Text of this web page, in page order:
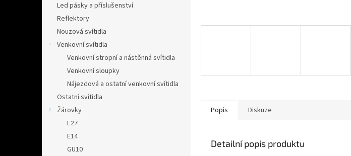
Led pásky a příslušenství
Reflektory
Nouzová svítidla
Venkovní svítidla
Venkovní stropní a nástěnná svítidla
Venkovní sloupky
Nájezdová a ostatní venkovní svítidla
Ostatní svítidla
Žárovky
E27
E14
GU10
Popis Diskuze
Detailní popis produktu